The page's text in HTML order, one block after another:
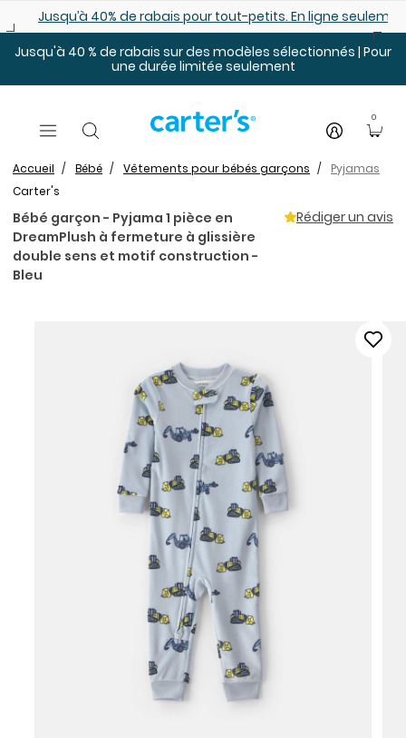
Jusqu’à 40% de rabais pour tout-petits. En ligne
Jusqu'à 40 % de rabais sur des modèles sélectionnés | Pour
une durée limitée seulement
0
Accueil Bébé Vêtements pour bébés garçons
Pyjamas
Carter's
Bébé garçon - Pyjama 1 pièce en
DreamPlush à fermeture à glissière
double sens et motif construction -
Bleu
Rédiger un avis